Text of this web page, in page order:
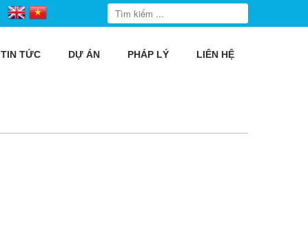
TIN TỨC DỰ ÁN PHÁP LÝ LIÊN HỆ